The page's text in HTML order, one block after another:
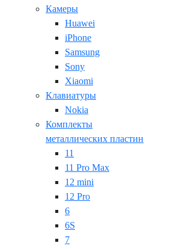
Камеры
Huawei
iPhone
Samsung
Sony
Xiaomi
Клавиатуры
Nokia
Комплекты
металлических пластин
11
11 Pro Max
12 mini
12 Pro
6
6S
7